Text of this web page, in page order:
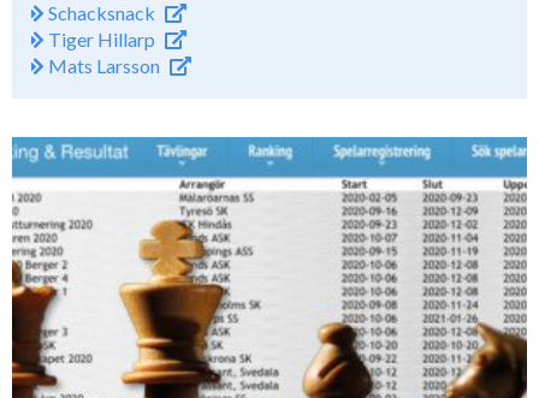
Schacksnack
Tiger Hillarp
Mats Larsson